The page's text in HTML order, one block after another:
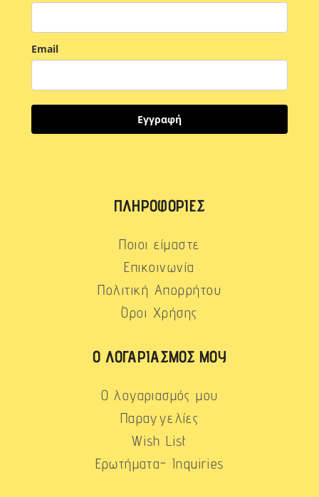
Email
Εγγραφή
ΠΛΗΡΟΦΟΡΊΕΣ
Ποιοι είμαστε
Επικοινωνία
Πολιτική Απορρήτου
Όροι Χρήσης
Ο ΛΟΓΑΡΙΑΣΜΌΣ ΜΟΥ
Ο λογαριασμός μου
Παραγγελίες
Wish List
Ερωτήματα- Inquiries